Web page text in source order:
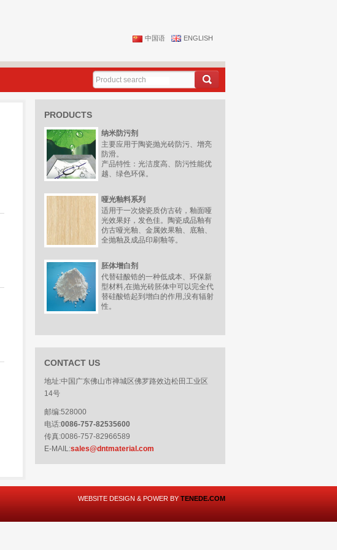
中国语 ENGLISH
PRODUCTS
纳米防污剂
主要应用于陶瓷抛光砖防污、增亮
防滑。
产品特性：光洁度高、防污性能优
越、绿色环保。
哑光釉料系列
适用于一次烧瓷质仿古砖，釉面哑
光效果好，发色佳。陶瓷成品釉有
仿古哑光釉、金属效果釉、底釉、
全抛釉及成品印刷釉等。
胚体增白剂
代替硅酸锆的一种低成本、环保新
型材料,在抛光砖胚体中可以完全代
替硅酸锆起到增白的作用,没有辐射
性。
CONTACT US
地址:中国广东佛山市禅城区佛罗路效边松田工业区
14号
邮编:528000
电话:0086-757-82535600
传真:0086-757-82966589
E-MAIL:sales@dntmaterial.com
WEBSITE DESIGN & POWER BY TENEDE.COM